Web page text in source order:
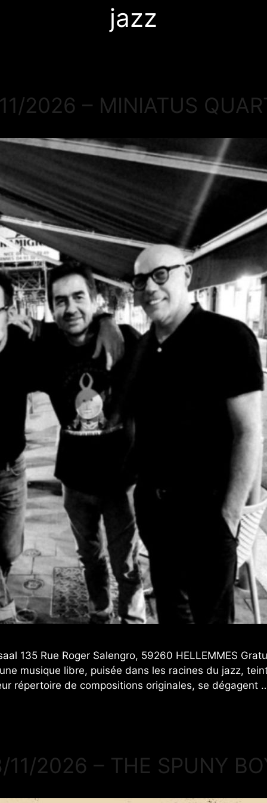
jazz
2026 – MINIATUS
135 Rue Roger Salengro, 59260 HELLEMMES
musique libre, puisée dans les racines du jazz,
répertoire de compositions originales, se dégagent
11/2026 – THE SPUNY